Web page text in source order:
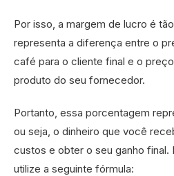
Por isso, a margem de lucro é
representa a diferença entre o
café para o cliente final e o
produto do seu fornecedor.
Portanto, essa porcentagem
ou seja, o dinheiro que você
custos e obter o seu ganho final.
utilize a seguinte fórmula: